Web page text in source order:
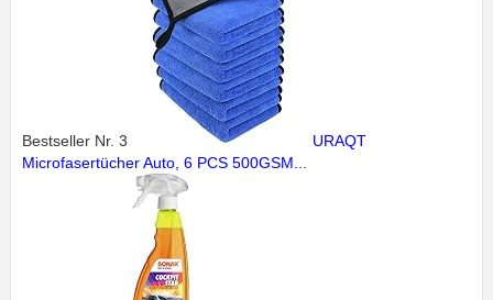
Bestseller Nr. 3
URAQT
Microfasertücher Auto, 6 PCS 500GSM...